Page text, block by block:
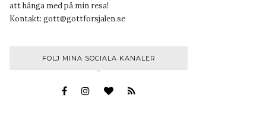
att hänga med på min resa!
Kontakt: gott@gottforsjalen.se
FÖLJ MINA SOCIALA KANALER